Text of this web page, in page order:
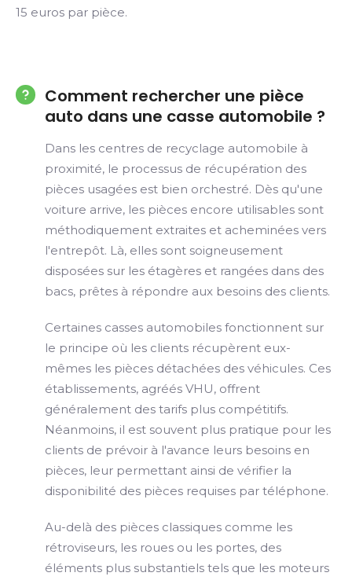
15 euros par pièce.
Comment rechercher une pièce
auto dans une casse automobile ?
Dans les centres de recyclage automobile à
proximité, le processus de récupération des
pièces usagées est bien orchestré. Dès qu'une
voiture arrive, les pièces encore utilisables sont
méthodiquement extraites et acheminées vers
l'entrepôt. Là, elles sont soigneusement
disposées sur les étagères et rangées dans des
bacs, prêtes à répondre aux besoins des clients.
Certaines casses automobiles fonctionnent sur
le principe où les clients récupèrent eux-
mêmes les pièces détachées des véhicules. Ces
établissements, agréés VHU, offrent
généralement des tarifs plus compétitifs.
Néanmoins, il est souvent plus pratique pour les
clients de prévoir à l'avance leurs besoins en
pièces, leur permettant ainsi de vérifier la
disponibilité des pièces requises par téléphone.
Au-delà des pièces classiques comme les
rétroviseurs, les roues ou les portes, des
éléments plus substantiels tels que les moteurs